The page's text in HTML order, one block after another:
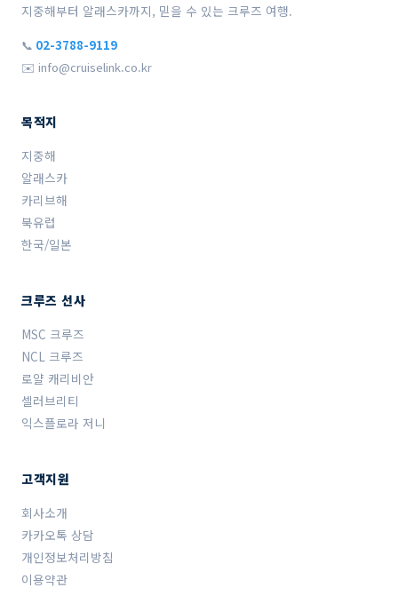
지중해부터 알래스카까지, 믿을 수 있는 크루즈 여행.
📞 02-3788-9119
✉️ info@cruiselink.co.kr
목적지
지중해
알래스카
카리브해
북유럽
한국/일본
크루즈 선사
MSC 크루즈
NCL 크루즈
로얄 캐리비안
셀러브리티
익스플로라 저니
고객지원
회사소개
카카오톡 상담
개인정보처리방침
이용약관